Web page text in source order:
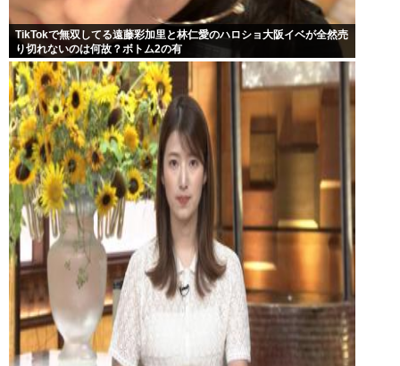
TikTokで無双してる遠藤彩加里と林仁愛のハロショ大阪イベが全然売
り切れないのは何故？ボトム2の有